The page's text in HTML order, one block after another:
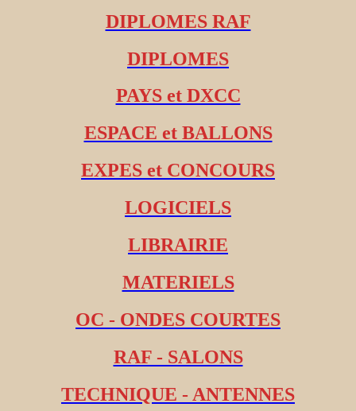
DIPLOMES RAF
DIPLOMES
PAYS et DXCC
ESPACE et BALLONS
EXPES et CONCOURS
LOGICIELS
LIBRAIRIE
MATERIELS
OC - ONDES COURTES
RAF - SALONS
TECHNIQUE - ANTENNES